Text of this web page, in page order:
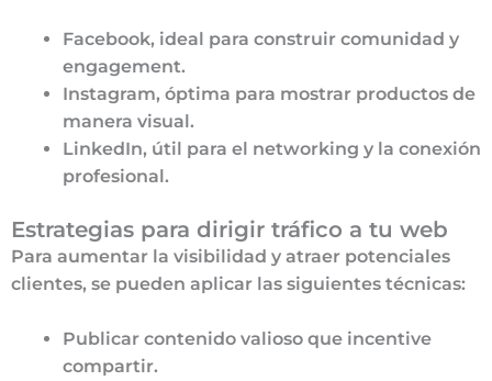
Facebook, ideal para construir comunidad y
engagement.
Instagram, óptima para mostrar productos de
manera visual.
LinkedIn, útil para el networking y la conexión
profesional.
Estrategias para dirigir tráfico a tu web
Para aumentar la visibilidad y atraer potenciales
clientes, se pueden aplicar las siguientes técnicas:
Publicar contenido valioso que incentive
compartir.